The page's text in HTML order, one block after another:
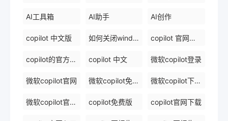
AI工具箱 AI助手 AI创作
copilot 中文版 如何关闭windows 中的 copilot copilot 官网下载
copilot的官方网站 copilot 中文 微软copilot登录
微软copilot官网 微软copilot免费在线 微软copilot下载官网
微软copilot官网免费在线 copilot免费版 copilot官网下载